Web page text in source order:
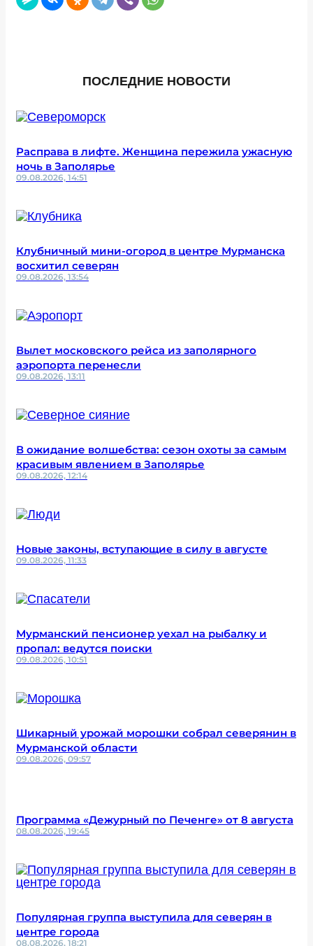
ПОСЛЕДНИЕ НОВОСТИ
Расправа в лифте. Женщина пережила ужасную
ночь в Заполярье
09.08.2026, 14:51
Клубничный мини-огород в центре Мурманска
восхитил северян
09.08.2026, 13:54
Вылет московского рейса из заполярного
аэропорта перенесли
09.08.2026, 13:11
В ожидание волшебства: сезон охоты за самым
красивым явлением в Заполярье
09.08.2026, 12:14
Новые законы, вступающие в силу в августе
09.08.2026, 11:33
Мурманский пенсионер уехал на рыбалку и
пропал: ведутся поиски
09.08.2026, 10:51
Шикарный урожай морошки собрал северянин в
Мурманской области
09.08.2026, 09:57
Программа «Дежурный по Печенге» от 8 августа
08.08.2026, 19:45
Популярная группа выступила для северян в
центре города
08.08.2026, 18:21